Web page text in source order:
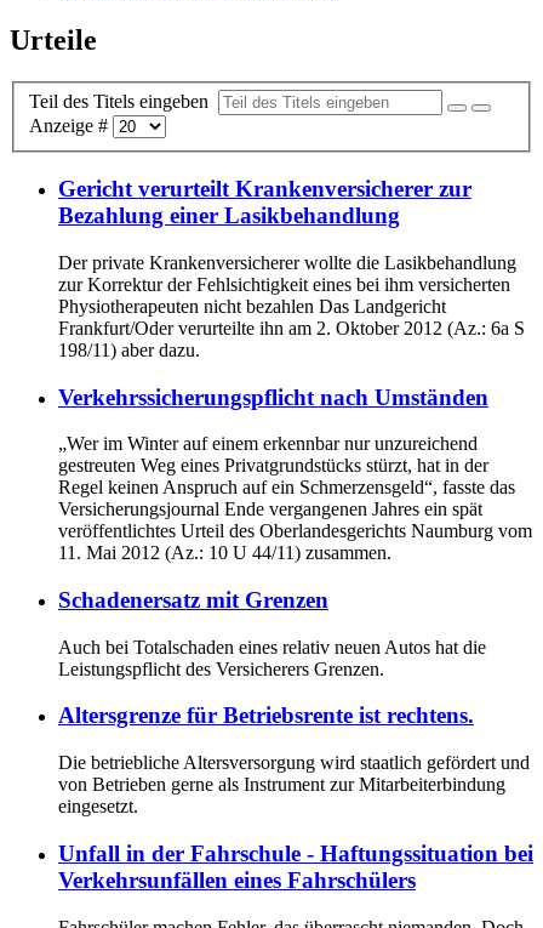
Urteile
Teil des Titels eingeben
Anzeige #
Gericht verurteilt Krankenversicherer zur
Bezahlung einer Lasikbehandlung
Der private Krankenversicherer wollte die Lasikbehandlung
zur Korrektur der Fehlsichtigkeit eines bei ihm versicherten
Physiotherapeuten nicht bezahlen Das Landgericht
Frankfurt/Oder verurteilte ihn am 2. Oktober 2012 (Az.: 6a S
198/11) aber dazu.
Verkehrssicherungspflicht nach Umständen
„Wer im Winter auf einem erkennbar nur unzureichend
gestreuten Weg eines Privatgrundstücks stürzt, hat in der
Regel keinen Anspruch auf ein Schmerzensgeld“, fasste das
Versicherungsjournal Ende vergangenen Jahres ein spät
veröffentlichtes Urteil des Oberlandesgerichts Naumburg vom
11. Mai 2012 (Az.: 10 U 44/11) zusammen.
Schadenersatz mit Grenzen
Auch bei Totalschaden eines relativ neuen Autos hat die
Leistungspflicht des Versicherers Grenzen.
Altersgrenze für Betriebsrente ist rechtens.
Die betriebliche Altersversorgung wird staatlich gefördert und
von Betrieben gerne als Instrument zur Mitarbeiterbindung
eingesetzt.
Unfall in der Fahrschule - Haftungssituation bei
Verkehrsunfällen eines Fahrschülers